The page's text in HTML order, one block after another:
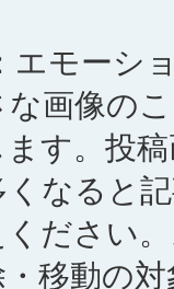
エモーシ
画像の
す。投
なると
ださい
移動の